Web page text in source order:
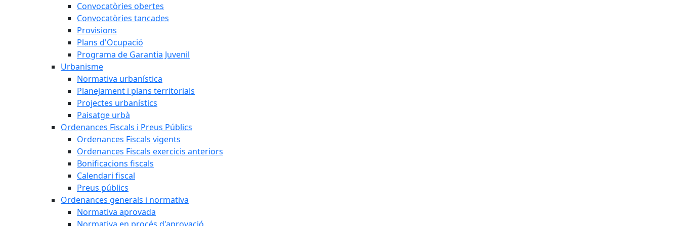
Convocatòries obertes
Convocatòries tancades
Provisions
Plans d'Ocupació
Programa de Garantia Juvenil
Urbanisme
Normativa urbanística
Planejament i plans territorials
Projectes urbanístics
Paisatge urbà
Ordenances Fiscals i Preus Públics
Ordenances Fiscals vigents
Ordenances Fiscals exercicis anteriors
Bonificacions fiscals
Calendari fiscal
Preus públics
Ordenances generals i normativa
Normativa aprovada